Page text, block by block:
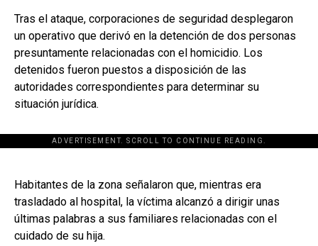
Tras el ataque, corporaciones de seguridad desplegaron
un operativo que derivó en la detención de dos personas
presuntamente relacionadas con el homicidio. Los
detenidos fueron puestos a disposición de las
autoridades correspondientes para determinar su
situación jurídica.
ADVERTISEMENT. SCROLL TO CONTINUE READING.
[adsforwp id="243463"]
Habitantes de la zona señalaron que, mientras era
trasladado al hospital, la víctima alcanzó a dirigir unas
últimas palabras a sus familiares relacionadas con el
cuidado de su hija.